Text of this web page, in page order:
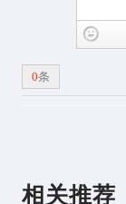
0条
相关推荐